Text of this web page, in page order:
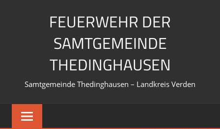
FEUERWEHR DER
SAMTGEMEINDE
THEDINGHAUSEN
Samtgemeinde Thedinghausen – Landkreis Verden